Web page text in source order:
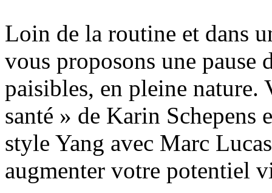
Loin de la routine et dans
vous proposons une pause
paisibles, en pleine nature.
santé » de Karin
style Yang avec Marc
augmenter votre potentiel